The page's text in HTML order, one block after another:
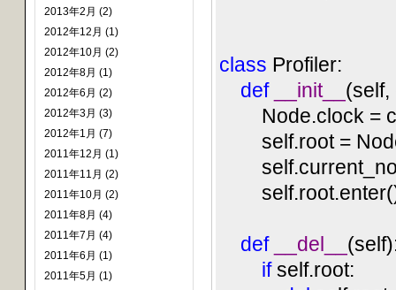
2013年2月 (2)
2012年12月 (1)
2012年10月 (2)
2012年8月 (1)
2012年6月 (2)
2012年3月 (3)
2012年1月 (7)
2011年12月 (1)
2011年11月 (2)
2011年10月 (2)
2011年8月 (4)
2011年7月 (4)
2011年6月 (1)
2011年5月 (1)
class Profiler:
def
__init__ (self,
Node.clock =
self.root =
def __del__
ifself.root: